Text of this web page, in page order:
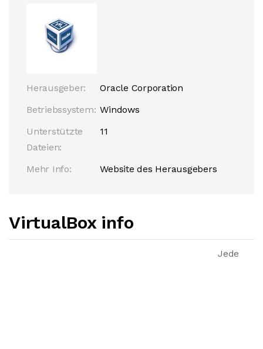
Herausgeber:
Oracle Corporation
Betriebssystem: Windows
Unterstützte
Dateien:
11
Mehr Info: Website des Herausgebers
VirtualBox info
Jede